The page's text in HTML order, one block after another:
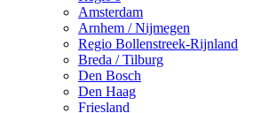
Amsterdam
Arnhem / Nijmegen
Regio Bollenstreek-Rijnland
Breda / Tilburg
Den Bosch
Den Haag
Friesland